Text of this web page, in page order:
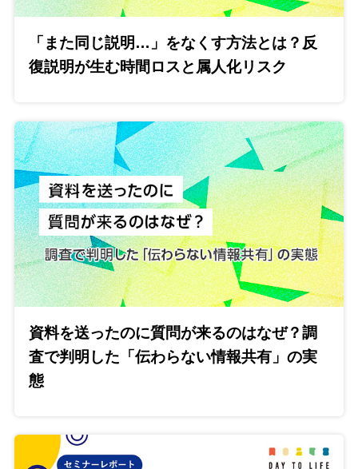
「また同じ説明…」をなくす方法とは？反
復説明が生む時間ロスと属人化リスク
資料を送ったのに質問が来るのはなぜ？調
査で判明した「伝わらない情報共有」の実
態